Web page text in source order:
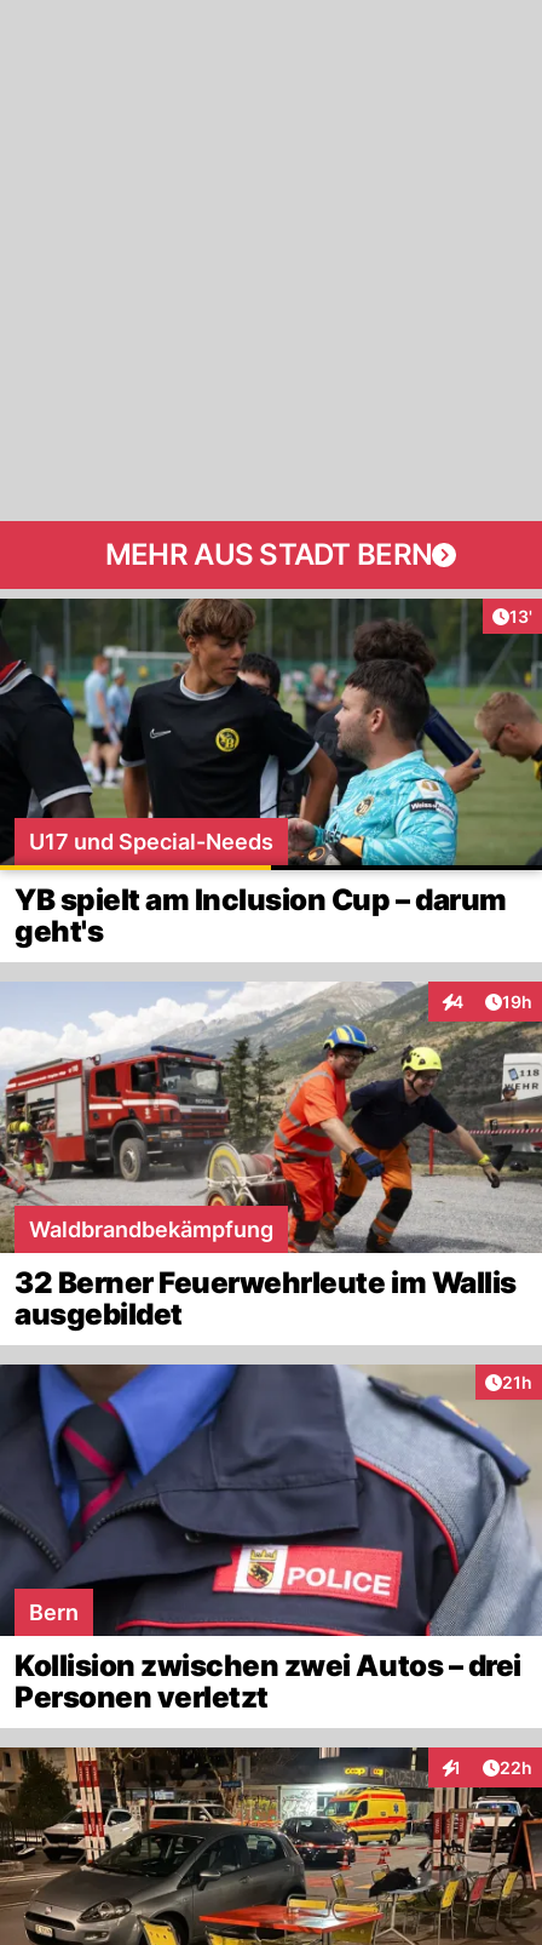
MEHR AUS STADT BERN
13'
U17 und Special-Needs
YB spielt am Inclusion Cup – darum
geht's
4
Interaktionen
19h
Waldbrandbekämpfung
32 Berner Feuerwehrleute im Wallis
ausgebildet
21h
Bern
Kollision zwischen zwei Autos – drei
Personen verletzt
1
Interaktionen
22h